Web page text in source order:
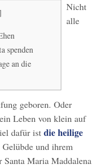
spenden
an die
Nicht
alle
geboren. Oder
Leben von klein auf
dafür ist die heilige
und ihrem
Maria Maddalena